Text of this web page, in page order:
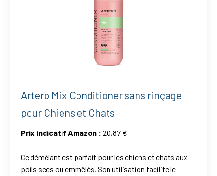
Artero Mix Conditioner sans rinçage
pour Chiens et Chats
Prix indicatif Amazon : 20,87 €
Ce démêlant est parfait pour les chiens et chats aux
poils secs ou emmêlés. Son utilisation facilite le